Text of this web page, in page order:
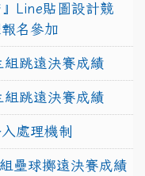
Line貼圖設計競
名參加
跳遠決賽成績
跳遠決賽成績
處理機制
壘球擲遠決賽成績